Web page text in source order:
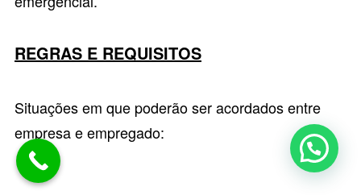
REGRAS E REQUISITOS
Situações em que poderão ser acordados entre
empresa e empregado: